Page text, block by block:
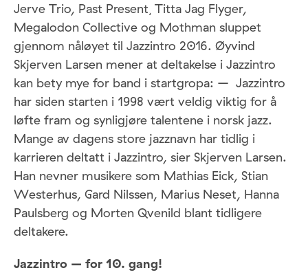
Jerve Trio, Past Present¸ Titta Jag Flyger,
Megalodon Collective og Mothman sluppet
gjennom nåløyet til Jazzintro 2016. Øyvind
Skjerven Larsen mener at deltakelse i Jazzintro
kan bety mye for band i startgropa: – Jazzintro
har siden starten i 1998 vært veldig viktig for å
løfte fram og synligjøre talentene i norsk jazz.
Mange av dagens store jazznavn har tidlig i
karrieren deltatt i Jazzintro, sier Skjerven Larsen.
Han nevner musikere som Mathias Eick, Stian
Westerhus, Gard Nilssen, Marius Neset, Hanna
Paulsberg og Morten Qvenild blant tidligere
deltakere.
Jazzintro – for 10. gang!